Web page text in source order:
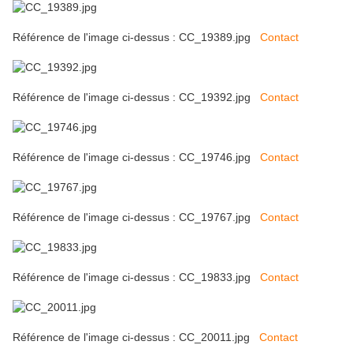
Référence de l'image ci-dessus : CC_19389.jpg Contact
Référence de l'image ci-dessus : CC_19392.jpg Contact
Référence de l'image ci-dessus : CC_19746.jpg Contact
Référence de l'image ci-dessus : CC_19767.jpg Contact
Référence de l'image ci-dessus : CC_19833.jpg Contact
Référence de l'image ci-dessus : CC_20011.jpg Contact